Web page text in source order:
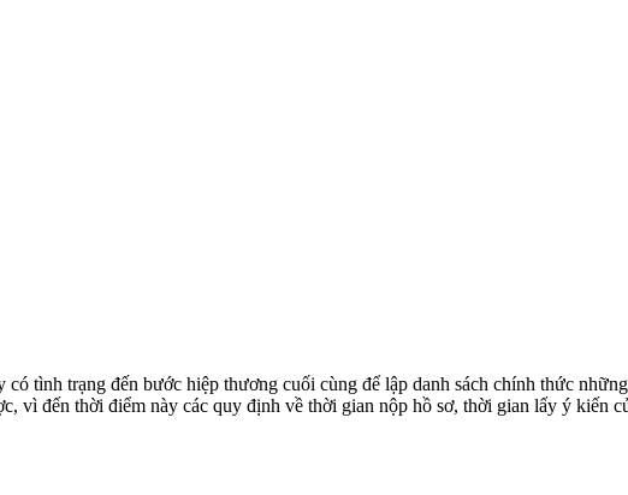
tình trạng đến bước hiệp thương cuối cùng để lập danh sách chính thức
vì đến thời điểm này các quy định về thời gian nộp hồ sơ, thời gian lấy ý kiến